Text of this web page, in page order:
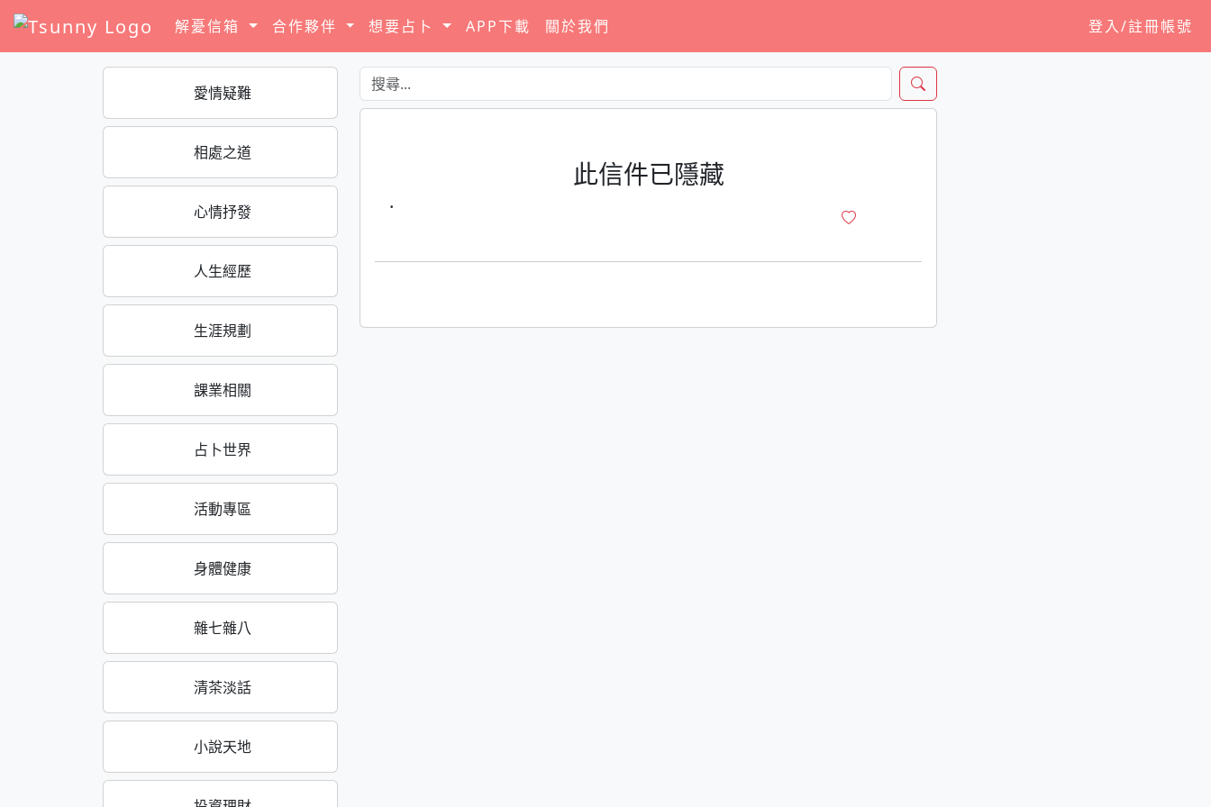
解憂信箱 合作夥伴 想要占卜 APP下載 關於我們 登入/註冊帳號
愛情疑難
相處之道
心情抒發
人生經歷
生涯規劃
課業相關
占卜世界
活動專區
身體健康
雜七雜八
清茶淡話
小說天地
此信件已隱藏
·